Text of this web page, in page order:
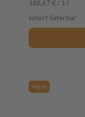
188,67 € / 1 l
sofort lieferbar
Vegan